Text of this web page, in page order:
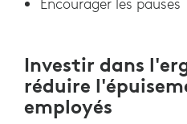
Investir dans
réduire
employés